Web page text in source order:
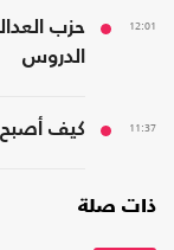
12:01
الدروس
11:37 كيف
ذات صلة